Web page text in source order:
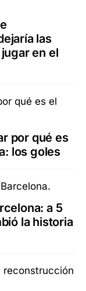
las
en el
por qué es
los goles
a 5
la historia